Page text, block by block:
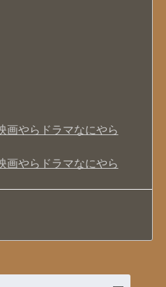
画やらドラマなにやら
画やらドラマなにやら